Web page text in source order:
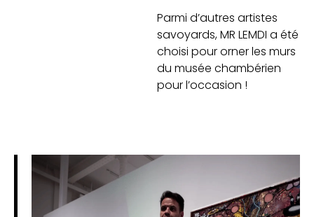
Parmi d’autres artistes
savoyards, MR LEMDI a été
choisi pour orner les murs
du musée chambérien
pour l’occasion !